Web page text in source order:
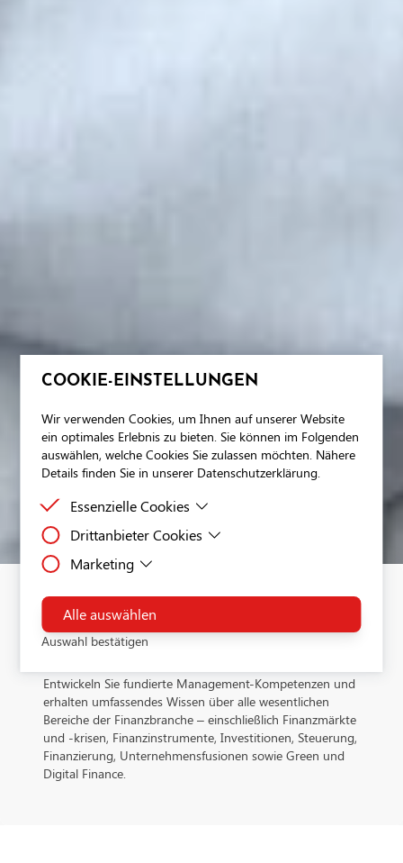
COOKIE-EINSTELLUNGEN
Wir verwenden Cookies, um Ihnen auf unserer Website
ein optimales Erlebnis zu bieten. Sie können im Folgenden
auswählen, welche Cookies Sie zulassen möchten. Nähere
Details finden Sie in unserer Datenschutzerklärung.
Essenzielle Cookies
Essenzielle Cookies sind Cookies, welche für die
werden.
Drittanbieter Cookies
Drittanbieter Cookies sind Cookies, die Drittanbieter-
ermöglichen.
Marketing
Dies ist ein Tag-Management-System. Über den Google Tag
Manager können Tags zentral über eine Benutzeroberfläche
eingebunden werden. Tags sind kleine Codeabschnitte, die
Aktivitäten verfolgen können. Über den Google Tag
ermöglicht es zu steuern, wann ein bestimmtes Tag
wird.Verarbeitendes Unternehmen: Google Ireland Limited
Google Building Gordon House, 4 Barrow St, Dublin, D04
IrelandDatenschutzbeauftragter der verarbeitenden Firma
Nachfolgend finden Sie die E-Mail-Adresse des
Datenschutzbeauftragten des verarbeitenden Unternehmen:
Alle auswählen
Auswahl bestätigen
FINANCE
Entwickeln Sie fundierte Management-Kompetenzen und
erhalten umfassendes Wissen über alle wesentlichen
Bereiche der Finanzbranche – einschließlich Finanzmärkte
und -krisen, Finanzinstrumente, Investitionen, Steuerung,
Finanzierung, Unternehmensfusionen sowie Green und
Digital Finance.